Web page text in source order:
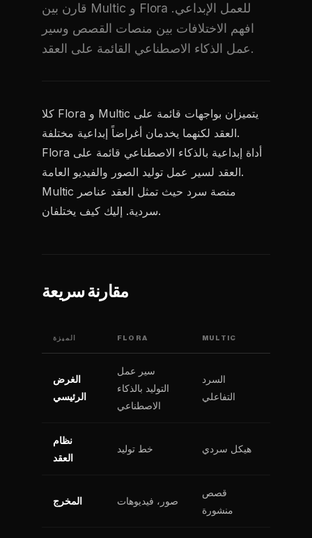
قارن بين Multic و Flora للعمل الإبداعي.
افهم الاختلافات بين منصات القصص وسير
عمل الذكاء الاصطناعي القائمة على العقد.
كلا Flora و Multic يتميزان بواجهات قائمة على
العقد لكنهما يخدمان أغراضاً إبداعية مختلفة.
Flora أداة إبداعية بالذكاء الاصطناعي قائمة على
العقد لسير عمل توليد الصور والفيديو العامة.
Multic منصة سرد حيث تمثل العقد عناصر
سردية. إليك كيف يختلفان.
مقارنة سريعة
الميزة FLORA MULTIC
الغرض
الرئيسي
سير عمل
التوليد بالذكاء
الاصطناعي
السرد
التفاعلي
نظام
العقد
خط توليد هيكل سردي
المخرج صور، فيديوهات
قصص
منشورة